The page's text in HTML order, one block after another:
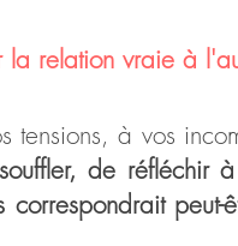
la relation vraie à
tensions, à vos
de réfléchir